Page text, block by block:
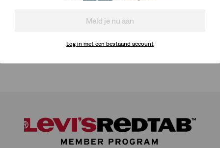
Meld je nu aan
Log in met een bestaand account